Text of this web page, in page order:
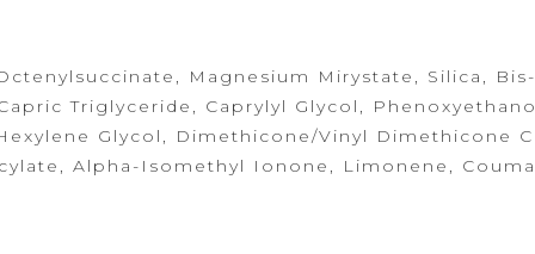
Magnesium Mirystate, Silica,
Triglyceride, Caprylyl Glycol,
Glycol, Dimethicone/Vinyl Dimethicone
Alpha-Isomethyl Ionone, Limonene,